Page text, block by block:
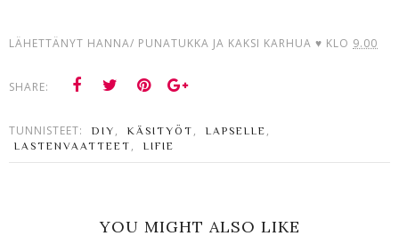
LÄHETTÄNYT HANNA/ PUNATUKKA JA KAKSI KARHUA ♥ KLO 9.00
SHARE:
TUNNISTEET: DIY , KÄSITYÖT , LAPSELLE ,
LASTENVAATTEET , LIFIE
YOU MIGHT ALSO LIKE